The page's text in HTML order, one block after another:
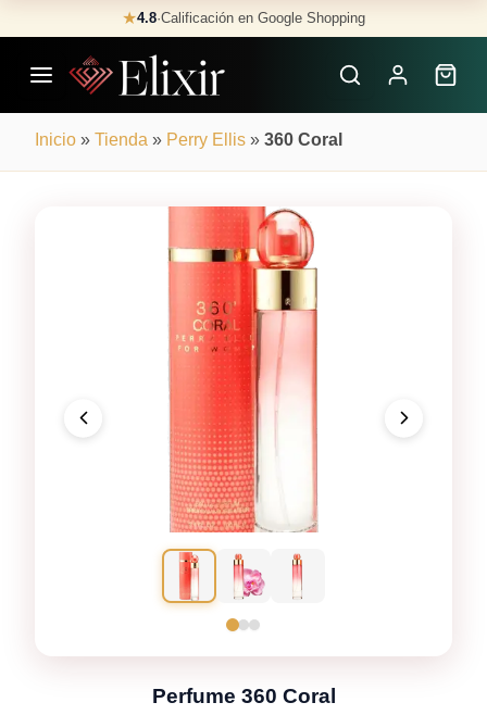
to
content
★4.8·Calificación en Google Shopping
Inicio » Tienda » Perry Ellis » 360 Coral
Perfume 360 Coral